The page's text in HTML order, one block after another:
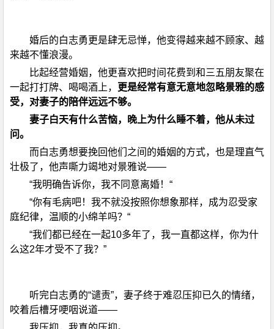
婚后的白志勇更是肆无忌惮，他变得越来越不顾家、越
来越不懂浪漫。
比起经营婚姻，他更喜欢把时间花费到和三五朋友聚在
一起打打牌、喝喝酒上，
更是经常有意无意地忽略景雅的感
受，对妻子的陪伴远远不够。
妻子白天有什么苦恼，晚上为什么睡不着，他从未过
问。
而白志勇想要挽回他们之间的婚姻的方式，也是理直气
壮极了，他声嘶力竭地对景雅说——
“我明确告诉你，我不同意离婚！“
“你有毛病吧！我不就没按照你想象那样，成为忍受家
庭纪律，温顺的小绵羊吗？“
“我们都已经在一起10多年了，我一直都这样，你为什
么这2年才受不了我？”
听完白志勇的“谴责”，妻子终于难忍压抑已久的情绪，
咬着后槽牙哽咽说道——